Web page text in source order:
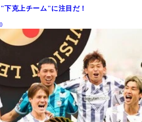
下克上チーム"に注目だ！